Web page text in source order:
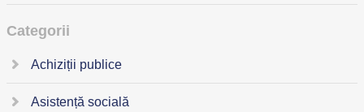
Categorii
Achiziții publice
Asistență socială